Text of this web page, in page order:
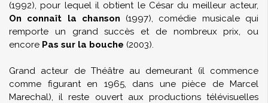
(1992), pour lequel il obtient le César du meilleur acteur,
On connaît la chanson (1997), comédie musicale qui
remporte un grand succès et de nombreux prix, ou
encore Pas sur la bouche (2003).
Grand acteur de Théâtre au demeurant (il commence
comme figurant en 1965, dans une pièce de Marcel
Marechal), il reste ouvert aux productions télévisuelles